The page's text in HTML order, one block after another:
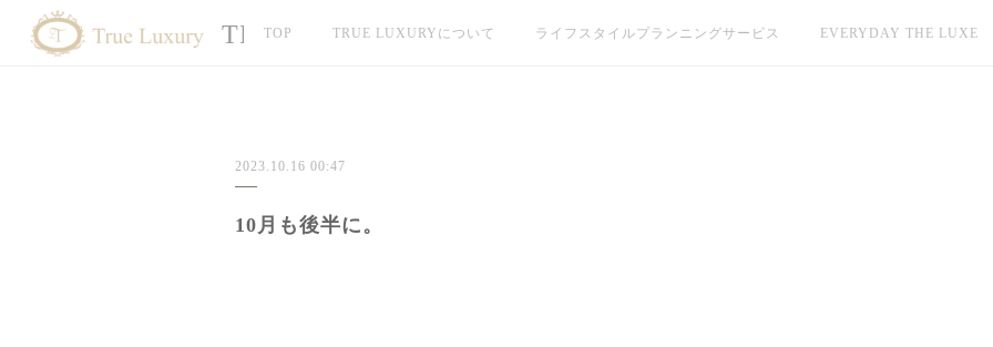
TRUE LUXURY
TOP TRUE LUXURYについて ライフスタイルプランニングサービス EVERYDAY THE LUXE
2023.10.16 00:47
10月も後半に。